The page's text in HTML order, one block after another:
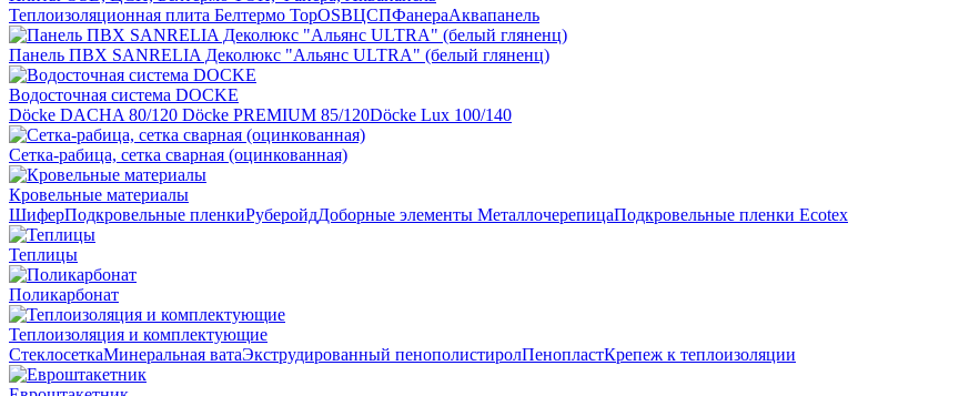
Теплоизоляционная плита Белтермо TopOSBЦСПФанераАквапанель
Панель ПВХ SANRELIA Деколюкс "Альянс ULTRA" (белый гляненц)
Водосточная система DOCKE
Döсkе DACHA 80/120 Döcke PREMIUM 85/120Döсkе Luх 100/140
Сетка-рабица, сетка сварная (оцинкованная)
Кровельные материалы
ШиферПодкровельные пленкиРуберойдДоборные элементы МеталлочерепицаПодкровельные пленки Ecotex
Теплицы
Поликарбонат
Теплоизоляция и комплектующие
СтеклосеткаМинеральная ватаЭкструдированный пенополистиролПенопластКрепеж к теплоизоляции